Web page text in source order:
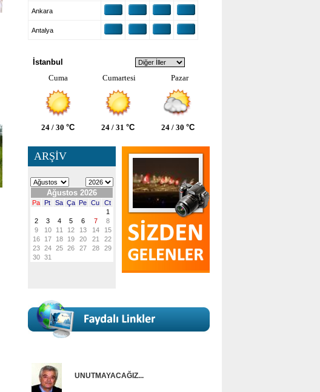
Ankara
Antalya
İstanbul
Cuma
Cumartesi Pazar
24 / 30 °C 24 / 31 °C 24 / 30 °C
ARŞİV
UNUTMAYACAĞIZ...